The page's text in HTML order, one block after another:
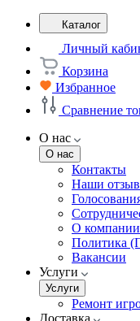
Каталог
Личный
Корзина
Избранное
Сравнение
О нас
О нас
Контакты
Наши
О компании
Политика
Вакансии
Услуги
Услуги
Ремонт
Доставка